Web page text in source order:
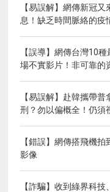
【易誤解】網傳新冠
息！缺乏時間脈絡的疫
【誤導】網傳台灣10
場不實影片！非可靠的
【易誤解】赴韓攜帶
刑？勿以偏概全！仍須
【錯誤】網傳搭飛機
影像
【詐騙】收到綠界科